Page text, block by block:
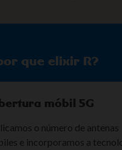
que elixir R?
móbil 5G
o número de antenas
e incorporamos a